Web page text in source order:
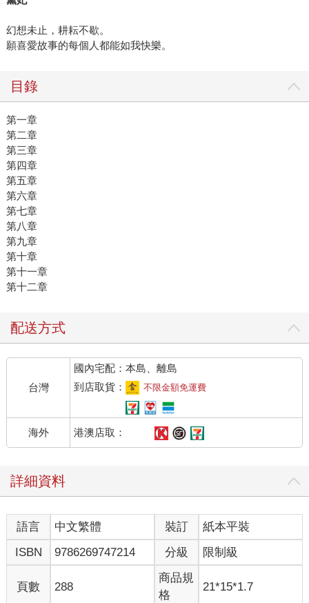
幻想未止，耕耘不歇。
願喜愛故事的每個人都能如我快樂。
目錄
第一章
第二章
第三章
第四章
第五章
第六章
第七章
第八章
第九章
第十章
第十一章
第十二章
配送方式
台灣
國內宅配：本島、離島
到店取貨：
不限金額免運費
海外 港澳店取：
詳細資料
語言 中文繁體 裝訂
紙本平裝
ISBN
9786269747214 分級 限制級
頁數 288
商品規
格
21*15*1.7